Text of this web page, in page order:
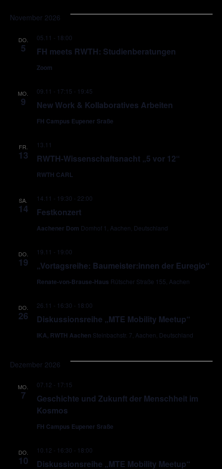
November 2026
DO.
5 FH meets RWTH: Studienberatungen
05.11 - 18:00
Zoom
MO.
9 New Work & Kollaboratives Arbeiten
09.11 - 17:15 - 19:45
FH Campus Eupener Sraße
FR.
13 RWTH-Wissenschaftsnacht „5 vor 12“
13.11
RWTH CARL
SA.
14 Festkonzert
14.11 - 19:30 - 22:00
Aachener Dom Domhof 1, Aachen, Deutschland
DO.
19 „Vortagsreihe: Baumeister:innen der Euregio“
19.11 - 19:00
Renate-von-Brause-Haus Rütscher Straße 155, Aachen
DO.
26 Diskussionsreihe „MTE Mobility Meetup“
26.11 - 16:30 - 18:00
IKA, RWTH Aachen Steinbachstr. 7, Aachen, Deutschland
Dezember 2026
MO.
7
Geschichte und Zukunft der Menschheit im
Kosmos
07.12 - 17:15
FH Campus Eupener Sraße
DO.
10 Diskussionsreihe „MTE Mobility Meetup“
10.12 - 16:30 - 18:00